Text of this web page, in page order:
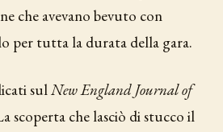
che avevano bevuto con
per tutta la durata della gara.
sulNew England Journal of
scoperta che lasciò di stucco il